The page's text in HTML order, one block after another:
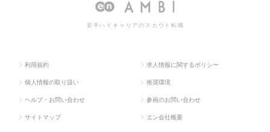
若手ハイキャリアのスカウト転職
利用規約 求人情報に関するポリシー
個人情報の取り扱い 推奨環境
ヘルプ・お問い合わせ 参画のお問い合わせ
サイトマップ エン会社概要